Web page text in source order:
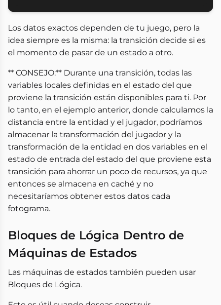
Los datos exactos dependen de tu juego, pero la
idea siempre es la misma: la transición decide si es
el momento de pasar de un estado a otro.
** CONSEJO:** Durante una transición, todas las
variables locales definidas en el estado del que
proviene la transición están disponibles para ti. Por
lo tanto, en el ejemplo anterior, donde calculamos la
distancia entre la entidad y el jugador, podríamos
almacenar la transformación del jugador y la
transformación de la entidad en dos variables en el
estado de entrada del estado del que proviene esta
transición para ahorrar un poco de recursos, ya que
entonces se almacena en caché y no
necesitaríamos obtener estos datos cada
fotograma.
Bloques de Lógica Dentro de
Máquinas de Estados
Las máquinas de estados también pueden usar
Bloques de Lógica.